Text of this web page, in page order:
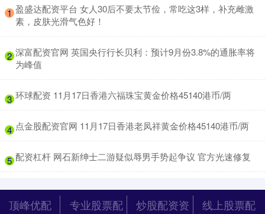
1 ​盈盛达配资平台 女人30后不要太节俭，常吃这3样，补充雌激
素，皮肤光滑气色好！
2 ​深富配资官网 英国央行行长贝利：预计9月份3.8%的通胀率将
为峰值
3 ​环球配资 11月17日香港六福珠宝黄金价格45140港币/两
4 ​点金股配资官网 11月17日香港老凤祥黄金价格45140港币/两
5 ​配资杠杆 网石新绅士二游疑似辱男手势起争议 官方光速修复
顶峰优配
专业股票配
炒股配资资
线上股票配